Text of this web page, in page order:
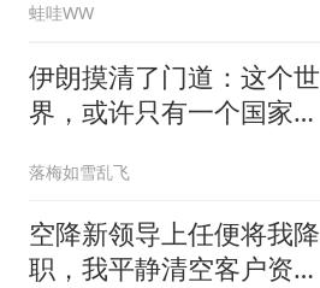
民.孙大千｜辣晚报
20260804
蛙哇WW
伊朗摸清了门道：这个世
界，或许只有一个国家，
落梅如雪乱飞
空降新领导上任便将我降
职，我平静清空客户资